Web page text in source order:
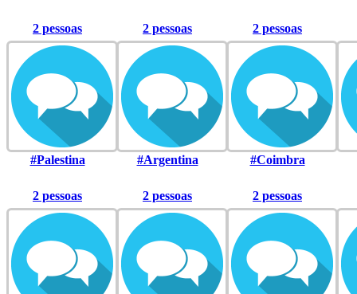
2 pessoas
#Palestina
2 pessoas
#Argentina
2 pessoas
#Coimbra
2 pessoas 2 pessoas 2 pessoas